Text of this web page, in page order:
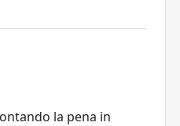
la pena in